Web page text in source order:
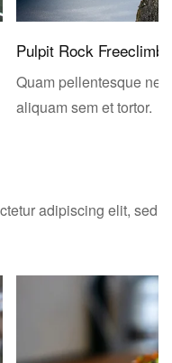
Pulpit Rock
Quam pellentesque nec
aliquam sem et tortor.
adipiscing elit, sed